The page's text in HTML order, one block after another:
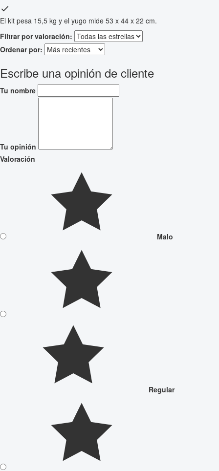
El kit pesa 15,5 kg y el yugo mide 53 x 44 x 22 cm.
Filtrar por valoración:
Ordenar por:
Escribe una opinión de cliente
Tu nombre
Tu opinión
Valoración
Malo
Regular